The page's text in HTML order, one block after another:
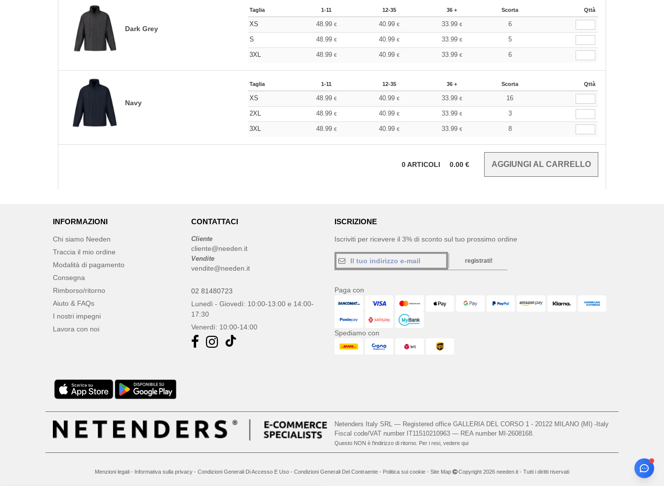
Dark Grey
Taglia 1-11 12-35 36 + Scorta Qttà
XS 48.99 € 40.99 € 33.99 € 6
S 48.99 € 40.99 € 33.99 € 5
3XL 48.99 € 40.99 € 33.99 € 6
Navy
Taglia 1-11 12-35 36 + Scorta Qttà
XS 48.99 € 40.99 € 33.99 € 16
2XL 48.99 € 40.99 € 33.99 € 3
3XL 48.99 € 40.99 € 33.99 € 8
0ARTICOLI 0.00 €
INFORMAZIONI
Chi siamo Needen
Traccia il mio ordine
Modalità di pagamento
Consegna
Rimborso/ritorno
Aiuto & FAQs
I nostri impegni
Lavora con noi
CONTATTACI
Cliente
cliente@needen.it
Vendite
vendite@needen.it
02 81480723
Lunedì - Giovedì: 10:00-13:00 e 14:00-
17:30
Venerdì: 10:00-14:00
ISCRIZIONE
Iscriviti per ricevere il 3% di sconto sul tuo prossimo ordine
registrati!
Paga con
Spediamo con
Netenders Italy SRL — Registered office GALLERIA DEL CORSO 1 - 20122 MILANO (MI) -Italy
Fiscal code/VAT number IT11510210963 — REA number MI-2608168.
Questo NON è l'indirizzo di ritorno. Per i resi, vedere qui
Menzioni legali - Informativa sulla privacy - Condizioni Generali Di Accesso E Uso - Condizioni Generali Del Contraente - Politica sui cookie - Site Map Copyright 2026 needen.it - Tutti i diritti riservati